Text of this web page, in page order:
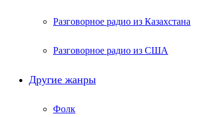
Разговорное радио из Казахстана
Разговорное радио из США
Другие жанры
Фолк